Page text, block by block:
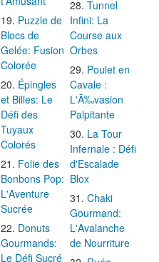
Puzzle de
Blocs de
Gelée: Fusion
Colorée
Épingles
et Billes: Le
Défi des
Tuyaux
Colorés
Folie des
Bonbons Pop:
L'Aventure
Sucrée
Donuts
Gourmands:
Le Défi Sucré
Tunnel
Infini: La
Course aux
Orbes
Poulet en
Cavale :
L'Ã‰vasion
Palpitante
La Tour
Infernale : Défi
d'Escalade
Blox
Chaki
Gourmand:
L'Avalanche
de Nourriture